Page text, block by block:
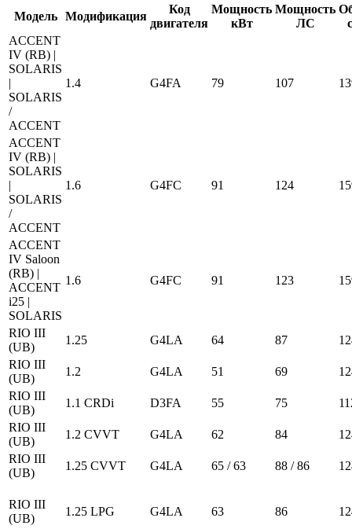
Модель
Модификация
Код
двигателя
Мощность
кВт
Мощность
ЛС
ACCENT
IV (RB) |
SOLARIS
|
SOLARIS
/
ACCENT
1.4 G4FA 79 107
ACCENT
IV (RB) |
SOLARIS
|
SOLARIS
/
ACCENT
1.6 G4FC 91 124
ACCENT
IV Saloon
(RB) |
ACCENT
i25 |
SOLARIS
1.6 G4FC 91 123
RIO III
(UB)
1.25 G4LA 64 87
RIO III
(UB)
1.2 G4LA 51 69
RIO III
(UB)
1.1 CRDi D3FA 55 75
RIO III
(UB)
1.2 CVVT G4LA 62 84
RIO III
(UB)
1.25 CVVT G4LA 65 / 63 88 / 86
RIO III
(UB)
1.25 LPG G4LA 63 86